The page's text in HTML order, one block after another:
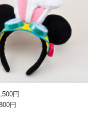
円
円